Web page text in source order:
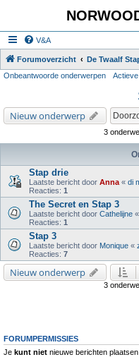
V&A
Forumoverzicht De Twaalf
Onbeantwoorde onderwerpen
Nieuw onderwerp
3
Stap drie
Laatste bericht door Anna « di
Reacties: 1
The Secret en Stap 3
Laatste bericht door Cathelijne «
Reacties: 1
Stap 3
Laatste bericht door Monique «
Reacties: 7
Nieuw onderwerp
3
FORUMPERMISSIES
Je kunt niet nieuwe berichten